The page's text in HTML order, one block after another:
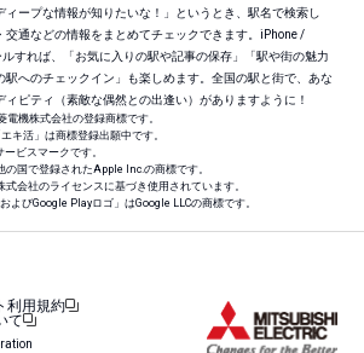
ィープな情報が知りたいな！」というとき、駅名で検索し
交通などの情報をまとめてチェックできます。iPhone /
すれば、「お気に入りの駅や記事の保存」「駅や街の魅力
駅へのチェックイン」も楽しめます。全国の駅と街で、あな
ピティ（素敵な偶然との出逢い）がありますように！
電機株式会社の登録商標です。
キ活」は商標登録出願中です。
ビスマークです。
の国で登録されたApple Inc.の商標です。
式会社のライセンスに基づき使用されています。
よびGoogle Playロゴ」はGoogle LLCの商標です。
利用規約
て